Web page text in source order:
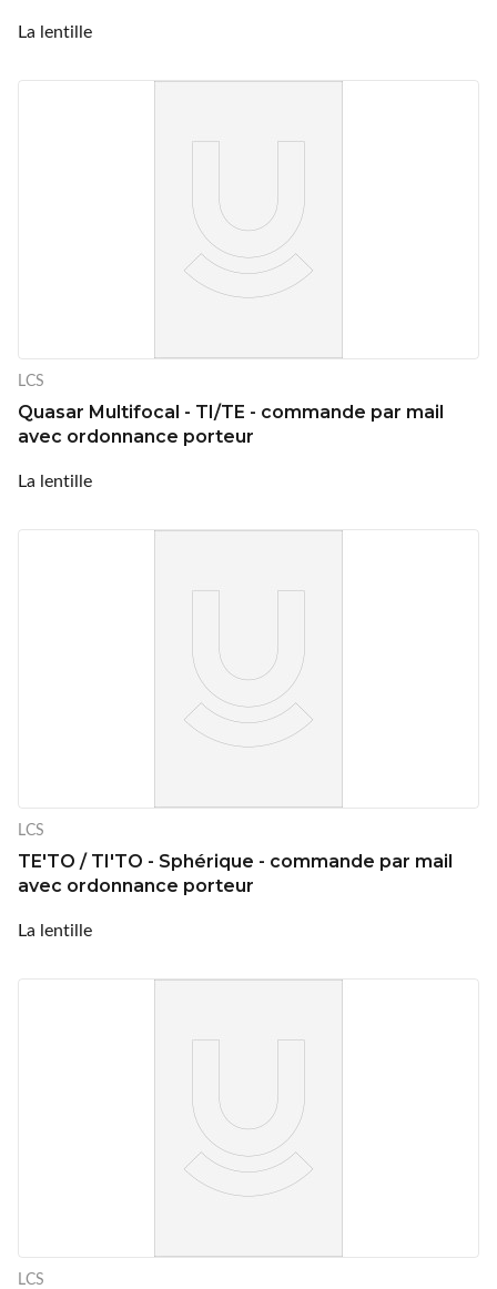
La lentille
LCS
Quasar Multifocal - TI/TE - commande par mail
avec ordonnance porteur
La lentille
LCS
TE'TO / TI'TO - Sphérique - commande par mail
avec ordonnance porteur
La lentille
LCS